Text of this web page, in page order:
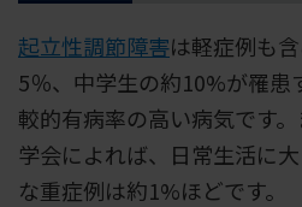
起立性調節障害は軽症例も
5％、中学生の約10%が罹患
較的有病率の高い病気です
学会によれば、日常生活に
な重症例は約1%ほどです。